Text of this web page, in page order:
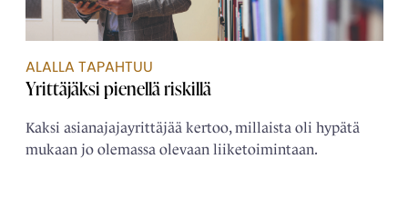
ALALLA TAPAHTUU
Yrittäjäksi pienellä riskillä
Kaksi asianajajayrittäjää kertoo, millaista oli hypätä
mukaan jo olemassa olevaan liiketoimintaan.